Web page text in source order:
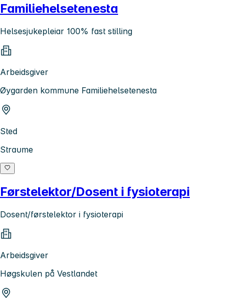
Familiehelsetenesta
Helsesjukepleiar 100% fast stilling
Arbeidsgiver
Øygarden kommune Familiehelsetenesta
Sted
Straume
Førstelektor/Dosent i fysioterapi
Dosent/førstelektor i fysioterapi
Arbeidsgiver
Høgskulen på Vestlandet